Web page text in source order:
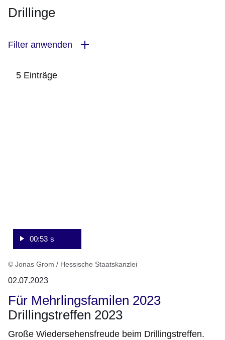
Drillinge
Filter anwenden
5 Einträge
00:53 s
© Jonas Grom / Hessische Staatskanzlei
02.07.2023
Für Mehrlingsfamilen 2023
Drillingstreffen 2023
Große Wiedersehensfreude beim Drillingstreffen.